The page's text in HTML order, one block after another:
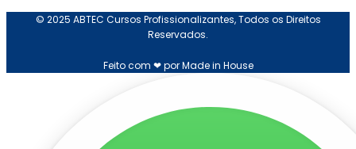
© 2025 ABTEC Cursos Profissionalizantes, Todos os Direitos
Reservados.
Feito com ❤ por Made in House